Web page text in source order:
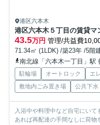
港区六本木
港区六本木５丁目の賃貸マ
43.5万円 管理/共益費
71.34㎡ (1LDK) /築23年 /5階
南北線「六本木一丁目」駅
駐輪場 オートロック エ
敷地内ごみ置き場
公共下水
入浴中や料理中など自宅にい
あれば再配達の手間なしに荷物